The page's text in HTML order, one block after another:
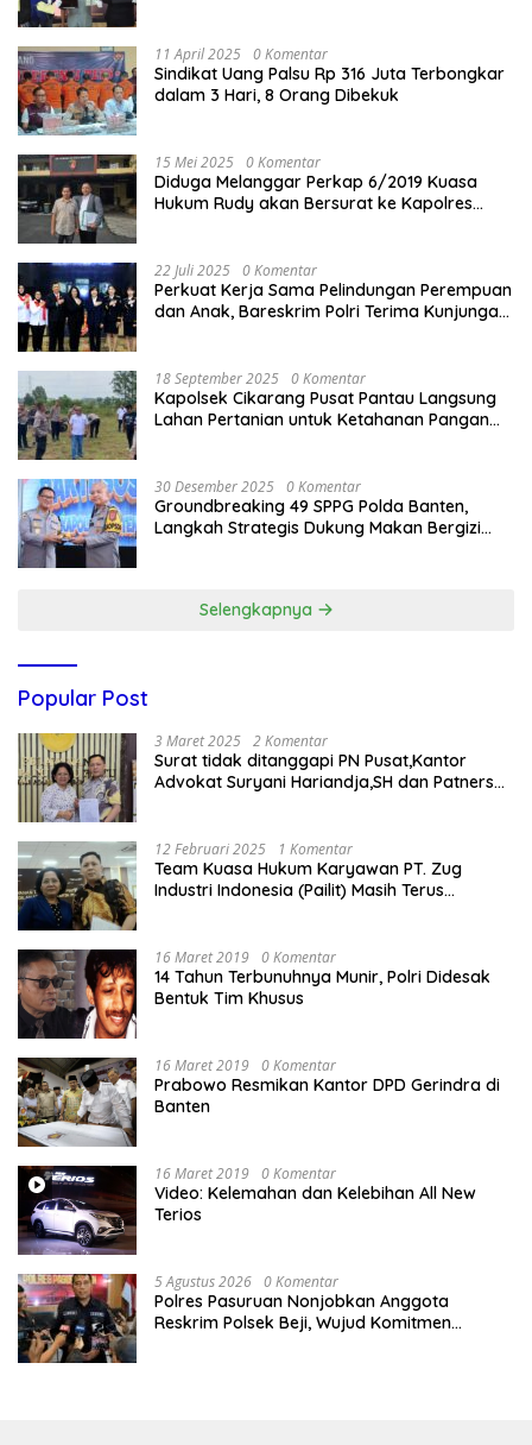
11 April 2025 0 Komentar
Sindikat Uang Palsu Rp 316 Juta Terbongkar
dalam 3 Hari, 8 Orang Dibekuk
15 Mei 2025 0 Komentar
Diduga Melanggar Perkap 6/2019 Kuasa
Hukum Rudy akan Bersurat ke Kapolres
22 Juli 2025 0 Komentar
Perkuat Kerja Sama Pelindungan Perempuan
dan Anak, Bareskrim Polri Terima Kunjungan
18 September 2025 0 Komentar
Kapolsek Cikarang Pusat Pantau Langsung
Lahan Pertanian untuk Ketahanan Pangan
30 Desember 2025 0 Komentar
Groundbreaking 49 SPPG Polda Banten,
Langkah Strategis Dukung Makan Bergizi
Selengkapnya
Popular Post
3 Maret 2025 2 Komentar
Surat tidak ditanggapi PN Pusat,Kantor
Advokat Suryani Hariandja,SH dan Patners
12 Februari 2025 1 Komentar
Team Kuasa Hukum Karyawan PT. Zug
Industri Indonesia (Pailit) Masih Terus
16 Maret 2019 0 Komentar
14 Tahun Terbunuhnya Munir, Polri Didesak
Bentuk Tim Khusus
16 Maret 2019 0 Komentar
Prabowo Resmikan Kantor DPD Gerindra di
Banten
16 Maret 2019 0 Komentar
Video: Kelemahan dan Kelebihan All New
Terios
5 Agustus 2026 0 Komentar
Polres Pasuruan Nonjobkan Anggota
Reskrim Polsek Beji, Wujud Komitmen